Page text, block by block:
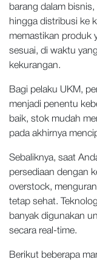
barang dalam
hingga distribusi ke
memastikan produk
sesuai, di waktu
kekurangan.
Bagi pelaku UKM,
menjadi penentu
baik, stok mudah
pada akhirnya
Sebaliknya, saat
persediaan dengan
overstock,
tetap sehat.
banyak digunakan
secara real-time.
Berikut beberapa